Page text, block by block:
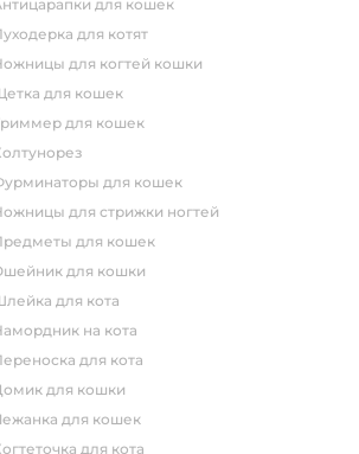
антицарапки для кошек
пуходерка для котят
ножницы для когтей кошки
щетка для кошек
триммер для кошек
колтунорез
фурминаторы для кошек
ножницы для стрижки ногтей
предметы для кошек
ошейник для кошки
шлейка для кота
намордник на кота
переноска для кота
домик для кошки
лежанка для кошек
когтеточка для кота